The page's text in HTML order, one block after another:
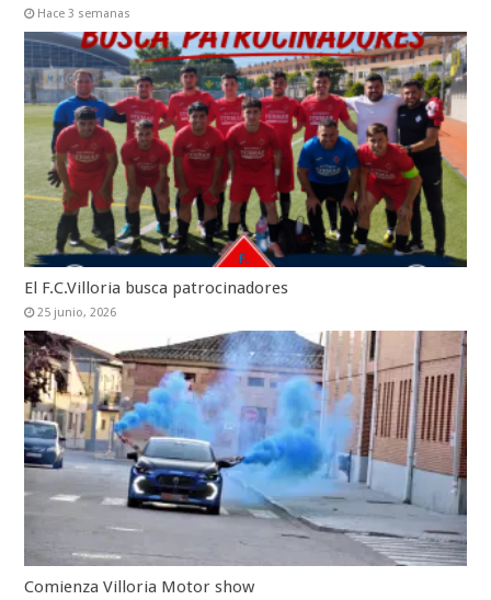
Hace 3 semanas
El F.C.Villoria busca patrocinadores
25 junio, 2026
Comienza Villoria Motor show